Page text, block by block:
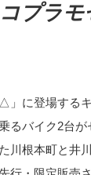
プラモ
」に登場する
るバイク2台
川根本町と井